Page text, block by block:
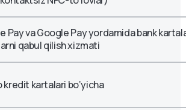
Pay va Google Pay yordamida bank
qabul qilish xizmati
kredit kartalari bo‘yicha